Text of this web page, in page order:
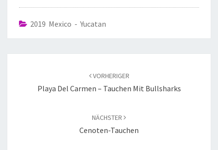
2019 Mexico - Yucatan
VORHERIGER
Playa Del Carmen – Tauchen Mit Bullsharks
NÄCHSTER
Cenoten-Tauchen